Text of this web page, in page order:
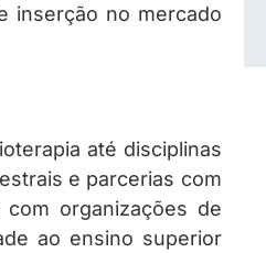
inserção no mercado
até disciplinas
e parcerias com
organizações de
ao ensino superior